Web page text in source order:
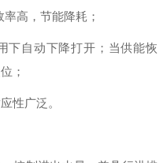
高，节能降耗；
下自动下降打开；当供能恢
；
性广泛。